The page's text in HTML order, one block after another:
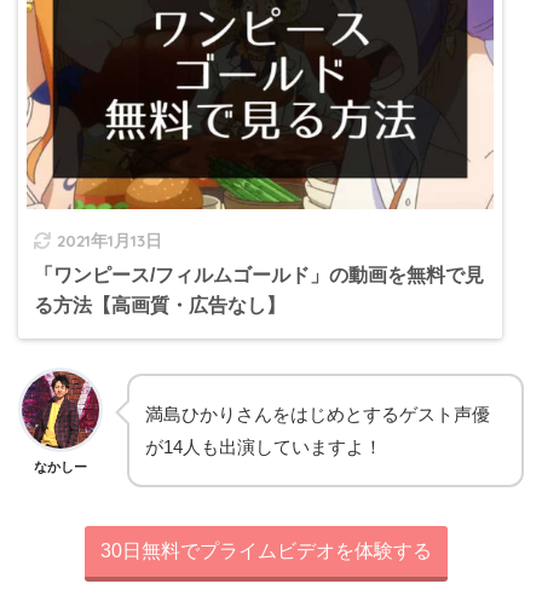
2021年1月13日
「ワンピース/フィルムゴールド」の動画を無料で見
る方法【高画質・広告なし】
なかしー
満島ひかりさんをはじめとするゲスト声優
が14人も出演していますよ！
30日無料でプライムビデオを体験する